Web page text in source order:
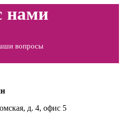
нами
вопросы
д. 4, офис 5